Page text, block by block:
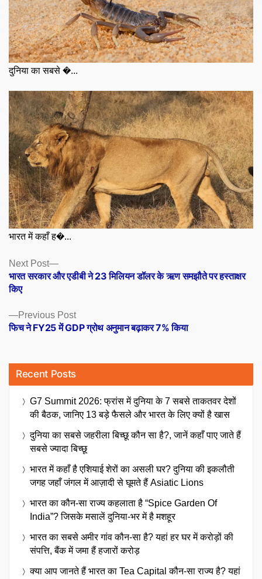
दुनिया का सबसे �...
भारत में कहाँ ह�...
Posts
navigation
Previous PostPrevious
post:
फिच ने FY25 में GDP ग्रोथ अनुमान बढ़ाकर 7% किया
Next Post
Next
post:
भारत सरकार और एडीबी ने 23 मिलियन डॉलर के ऋण समझौते पर हस्ताक्षर
किए
Recent Posts
G7 Summit 2026: फ्रांस में दुनिया के 7 सबसे ताकतवर देशों
की बैठक, जानिए 13 बड़े फैसले और भारत के लिए क्यों है खास
दुनिया का सबसे जहरीला बिच्छू कौन सा है?, जानें कहाँ पाए जाते हैं
सबसे ज्यादा बिच्छू
भारत में कहाँ है एशियाई शेरों का असली घर? दुनिया की इकलौती
जगह जहाँ जंगल में आज़ादी से घूमते हैं Asiatic Lions
भारत का कौन-सा राज्य कहलाता है “Spice Garden Of
India”? जिसके मसालें दुनिया-भर में है मशहूर
भारत का सबसे अमीर गांव कौन-सा है? यहां हर घर में करोड़ों की
संपत्ति, बैंक में जमा हैं हजारों करोड़
क्या आप जानते हैं भारत का Tea Capital कौन-सा राज्य है? यहां